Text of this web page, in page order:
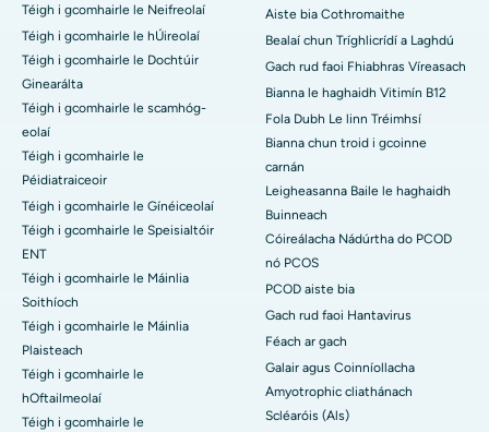
Téigh i gcomhairle le Neifreolaí
Téigh i gcomhairle le hÚireolaí
Téigh i gcomhairle le Dochtúir
Ginearálta
Téigh i gcomhairle le scamhóg-
eolaí
Téigh i gcomhairle le
Péidiatraiceoir
Téigh i gcomhairle le Gínéiceolaí
Téigh i gcomhairle le Speisialtóir
ENT
Téigh i gcomhairle le Máinlia
Soithíoch
Téigh i gcomhairle le Máinlia
Plaisteach
Téigh i gcomhairle le
hOftailmeolaí
Téigh i gcomhairle le
Aiste bia Cothromaithe
Bealaí chun Tríghlicrídí a Laghdú
Gach rud faoi Fhiabhras Víreasach
Bianna le haghaidh Vitimín B12
Fola Dubh Le linn Tréimhsí
Bianna chun troid i gcoinne
carnán
Leigheasanna Baile le haghaidh
Buinneach
Cóireálacha Nádúrtha do PCOD
nó PCOS
PCOD aiste bia
Gach rud faoi Hantavirus
Féach ar gach
Galair agus Coinníollacha
Amyotrophic cliathánach
Scléaróis (Als)